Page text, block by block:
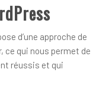
d’une approche de
ce qui nous permet de
réussis et qui